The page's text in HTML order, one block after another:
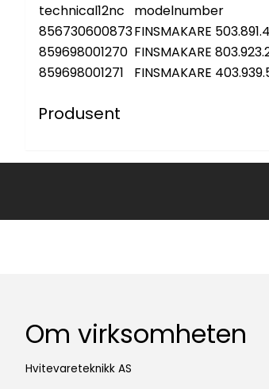
technical12nc
modelnumber
856730600873FINSMAKARE
859698001270 FINSMAKARE
859698001271
FINSMAKARE
Produsent
Om virksomheten
Hvitevareteknikk AS